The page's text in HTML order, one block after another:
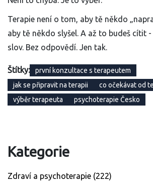
Terapie není o tom, aby tě někdo
aby tě někdo slyšel. A až to budeš cítit -
slov. Bez odpovědí. Jen tak.
Štítky:
první konzultace s terapeutem
jak se připravit na terapii
co očekávat od
výběr terapeuta
psychoterapie Česko
Kategorie
Zdraví a psychoterapie (222)